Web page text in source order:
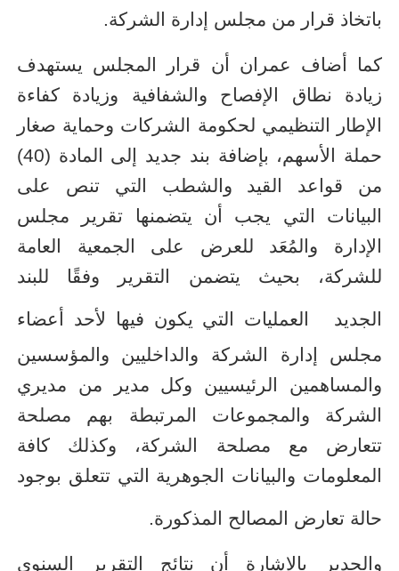
باتخاذ قرار من مجلس إدارة الشركة.
كما أضاف عمران أن قرار المجلس يستهدف
زيادة نطاق الإفصاح والشفافية وزيادة كفاءة
الإطار التنظيمي لحكومة الشركات وحماية صغار
حملة الأسهم، بإضافة بند جديد إلى المادة (40)
من قواعد القيد والشطب التي تنص على
البيانات التي يجب أن يتضمنها تقرير مجلس
الإدارة والمُعَد للعرض على الجمعية العامة
للشركة، بحيث يتضمن التقرير وفقًا للبند
الجديد
العمليات التي يكون فيها لأحد أعضاء
مجلس إدارة الشركة والداخليين والمؤسسين
والمساهمين الرئيسيين وكل مدير من مديري
الشركة والمجموعات المرتبطة بهم مصلحة
تتعارض مع مصلحة الشركة، وكذلك كافة
المعلومات والبيانات الجوهرية التي تتعلق بوجود
حالة تعارض المصالح المذكورة.
والجدير بالإشارة أن نتائج التقرير السنوي